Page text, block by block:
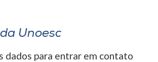
Unoesc
dados para entrar em contato